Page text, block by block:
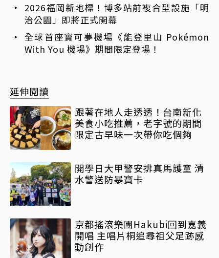
2026福岡新地標！博多站前複合型設施「明
治公園」即將正式開幕
全球首座寶可夢機場《能登里山 Pokémon
With You 機場》期間限定登場！
延伸閱讀
跟著在地人走透透！台南新化
美食小吃推薦，老字號的期間
限定古早味一次帶你吃個夠
開學日大甲警安排真馬護童 清
水警送防暴寶卡
京都搖滾樂團Hakubi回到嘉義
開唱 主唱片桐追尋祖父足跡感
動創作